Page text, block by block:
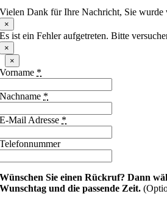
Vielen Dank für Ihre Nachricht, Sie wurde
×
Es ist ein Fehler aufgetreten. Bitte
×
×
Vorname *
Nachname *
E-Mail Adresse *
Telefonnummer
Wünschen Sie einen Rückruf? Dann
Wunschtag und die passende Zeit.